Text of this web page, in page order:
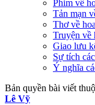
Phim về
Tản mạn
Thơ về
Truyện về
Giao lưu
Sự tích
Ý nghĩa
Bản quyền bài viết
Lê Vỹ